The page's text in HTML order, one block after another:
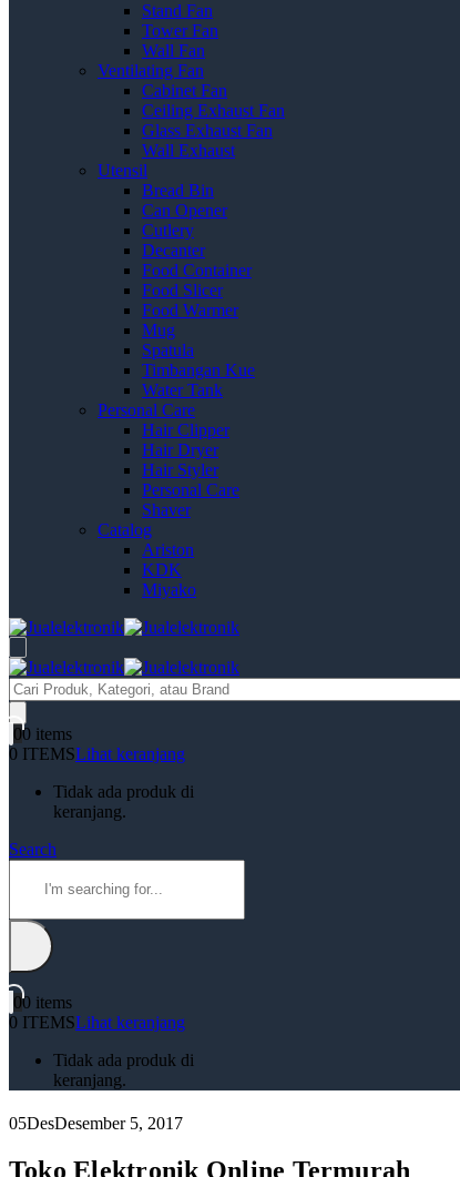
Stand Fan
Tower Fan
Wall Fan
Ventilating Fan
Cabinet Fan
Ceiling Exhaust Fan
Glass Exhaust Fan
Wall Exhaust
Utensil
Bread Bin
Can Opener
Cutlery
Decanter
Food Container
Food Slicer
Food Warmer
Mug
Spatula
Timbangan Kue
Water Tank
Personal Care
Hair Clipper
Hair Dryer
Hair Styler
Personal Care
Shaver
Catalog
Ariston
KDK
Miyako
Products
search
00 items
0 ITEMSLihat keranjang
Tidak ada produk di
keranjang.
Search
00 items
0 ITEMSLihat keranjang
Tidak ada produk di
keranjang.
05DesDesember 5, 2017
Toko Elektronik Online Termurah